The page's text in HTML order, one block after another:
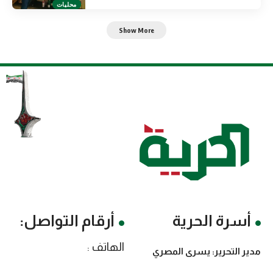
محليات
Show More
أسرة الحرية
مدير التحرير: يسرى المصري
أرقام التواصل:
الهاتف :